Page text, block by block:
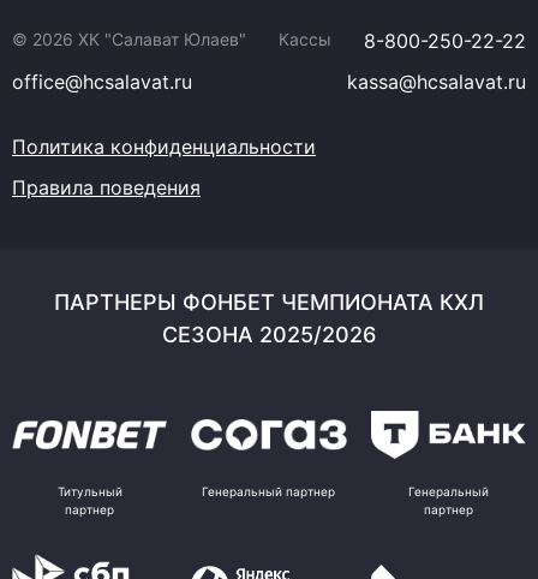
© 2026 ХК "Салават Юлаев" Кассы
8-800-250-22-22
office@hcsalavat.ru
kassa@hcsalavat.ru
Политика конфиденциальности
Правила поведения
ПАРТНЕРЫ ФОНБЕТ ЧЕМПИОНАТА КХЛ
СЕЗОНА 2025/2026
Титульный
партнер
Генеральный партнер
Генеральный
партнер